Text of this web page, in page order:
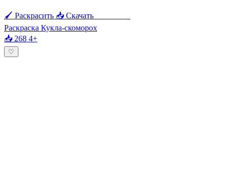
🖌 Раскрасить 📥 Скачать
Раскраска Кукла-скоморох
📥 268 4+
♡